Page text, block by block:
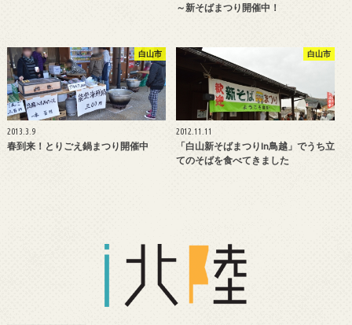
～新そばまつり開催中！
白山市
2013.3.9
春到来！とりごえ鍋まつり開催中
白山市
2012.11.11
「白山新そばまつりin鳥越」でうち立
てのそばを食べてきました